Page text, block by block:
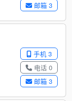
邮箱 3
手机 3
电话 0
邮箱 3